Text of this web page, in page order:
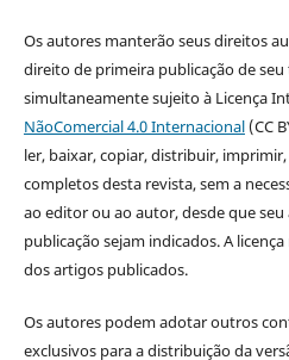
Os autores manterão seus direitos
direito de primeira publicação de
simultaneamente sujeito à Licença
NãoComercial 4.0 Internacional(CC
ler, baixar, copiar, distribuir,
completos desta revista, sem a
ao editor ou ao autor, desde que
publicação sejam indicados. A
dos artigos publicados.
Os autores podem adotar outros
exclusivos para a distribuição da